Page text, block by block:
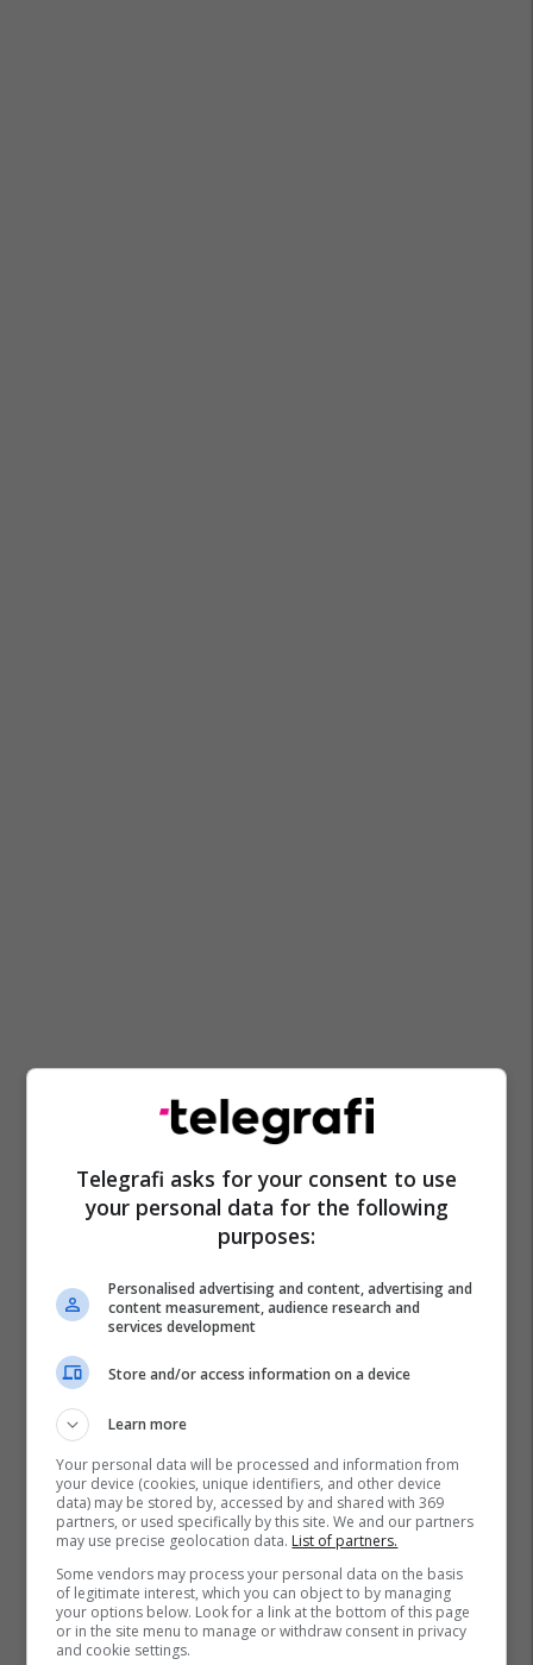
Autizmi Në Maqedoni Autizmi
Telegrafi asks for your consent to use
your personal data for the following
purposes:
Personalised advertising and content, advertising and
content measurement, audience research and
services development
Store and/or access information on a device
Learn more
Your personal data will be processed and information from
your device (cookies, unique identifiers, and other device
data) may be stored by, accessed by and shared with 369
partners, or used specifically by this site. We and our partners
may use precise geolocation data. List of partners.
Some vendors may process your personal data on the basis
of legitimate interest, which you can object to by managing
your options below. Look for a link at the bottom of this page
or in the site menu to manage or withdraw consent in privacy
and cookie settings.